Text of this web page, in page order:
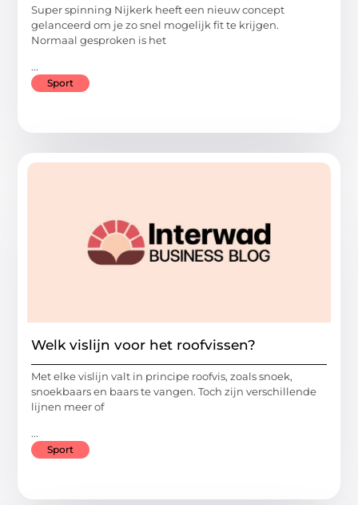
Super spinning Nijkerk heeft een nieuw concept
gelanceerd om je zo snel mogelijk fit te krijgen.
Normaal gesproken is het
...
Sport
Welk vislijn voor het roofvissen?
Met elke vislijn valt in principe roofvis, zoals snoek,
snoekbaars en baars te vangen. Toch zijn verschillende
lijnen meer of
...
Sport